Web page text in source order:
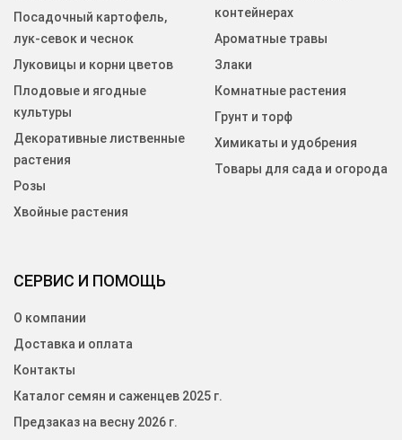
СЕРВИС И ПОМОЩЬ
О компании
Доставка и оплата
Контакты
Каталог семян и саженцев 2025 г.
Предзаказ на весну 2026 г.
Посадочный картофель,
лук-севок и чеснок
Луковицы и корни цветов
Плодовые и ягодные
культуры
Декоративные лиственные
растения
Розы
Хвойные растения
контейнерах
Ароматные травы
Злаки
Комнатные растения
Грунт и торф
Химикаты и удобрения
Товары для сада и огорода